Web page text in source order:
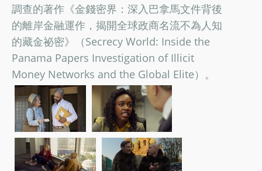
調查的著作《金錢密界：深入巴拿馬文件背後
的離岸金融運作，揭開全球政商名流不為人知
的藏金祕密》（Secrecy World: Inside the
Panama Papers Investigation of Illicit
Money Networks and the Global Elite）。